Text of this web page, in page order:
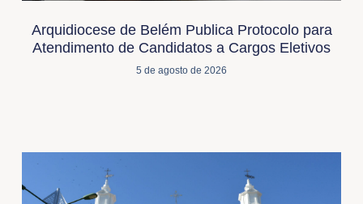
Arquidiocese de Belém Publica Protocolo para
Atendimento de Candidatos a Cargos Eletivos
5 de agosto de 2026